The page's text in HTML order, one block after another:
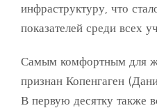
инфраструктуру, что
показателей среди всех
Самым комфортным для
признан Копенгаген
В первую десятку также